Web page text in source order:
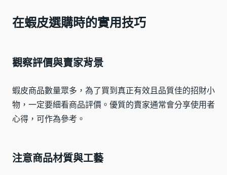
在蝦皮選購時的實用技巧
觀察評價與賣家背景
蝦皮商品數量眾多，為了買到真正有效且品質佳的招財小
物，一定要細看商品評價。優質的賣家通常會分享使用者
心得，可作為參考。
注意商品材質與工藝